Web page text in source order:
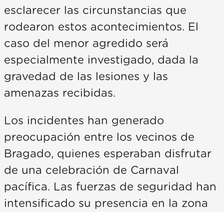
esclarecer las circunstancias que
rodearon estos acontecimientos. El
caso del menor agredido será
especialmente investigado, dada la
gravedad de las lesiones y las
amenazas recibidas.
Los incidentes han generado
preocupación entre los vecinos de
Bragado, quienes esperaban disfrutar
de una celebración de Carnaval
pacífica. Las fuerzas de seguridad han
intensificado su presencia en la zona